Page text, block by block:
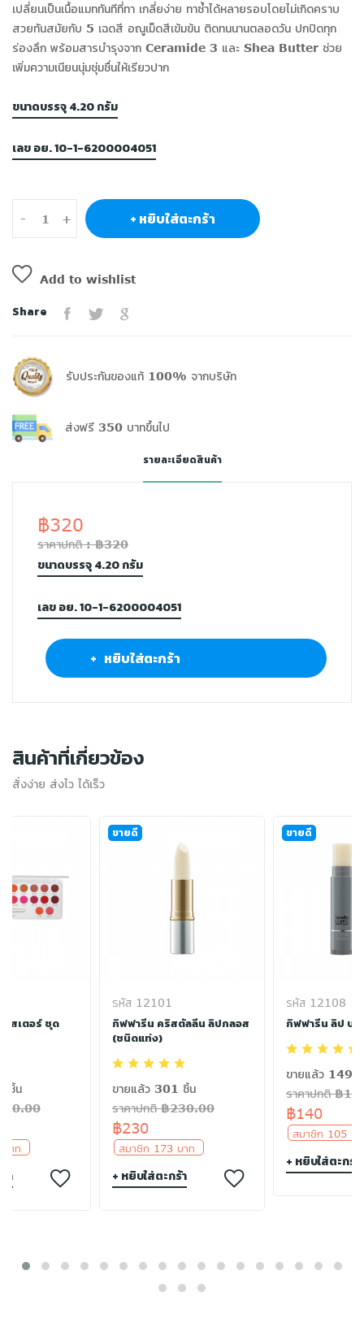
เปลี่ยนเป็นเนื้อแมททันทีที่ทา เกลี่ยง่าย ทาซ้ำได้หลายรอบโดยไม่เกิดคราบ
สวยทันสมัยกับ 5 เฉดสี อณูเม็ดสีเข้มข้น ติดทนนานตลอดวัน ปกปิดทุก
ร่องลึก พร้อมสารบำรุงจาก Ceramide 3 และ Shea Butter ช่วย
เพิ่มความเนียนนุ่มชุ่มชื่นให้เรียวปาก
ขนาดบรรจุ 4.20 กรัม
เลข อย. 10-1-6200004051
- + + หยิบใส่ตะกร้า
Add to wishlist
Share
รับประกันของแท้ 100% จากบริษัท
ส่งฟรี 350 บาทขึ้นไป
รายละเอียดสินค้า
฿320
ราคาปกติ : ฿320
ขนาดบรรจุ 4.20 กรัม
เลข อย. 10-1-6200004051
+ หยิบใส่ตะกร้า
สินค้าที่เกี่ยวข้อง
สั่งง่าย ส่งไว ได้เร็ว
ทสเตอร์ ชุด
ชิ้น
าท
า
ขายดี
รหัส 12101
กิฟฟารีน คริสตัลลีน ลิปกลอส
(ชนิดแท่ง)
ขายแล้ว 301 ชิ้น
ราคาปกติ ฿230.00
฿230
สมาชิก 173 บาท
+ หยิบใส่ตะกร้า
ขายดี
รหัส 12108
กิฟฟารีน ลิป บา
ขายแล้ว 149
ราคาปกติ ฿
฿140
สมาชิก 105
+ หยิบใส่ตะกร้า